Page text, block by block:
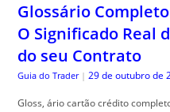
Glossário
O Significado Real
do seu Contrato
Guia do Trader | 29 de outubro de
Gloss, ário cartão crédito